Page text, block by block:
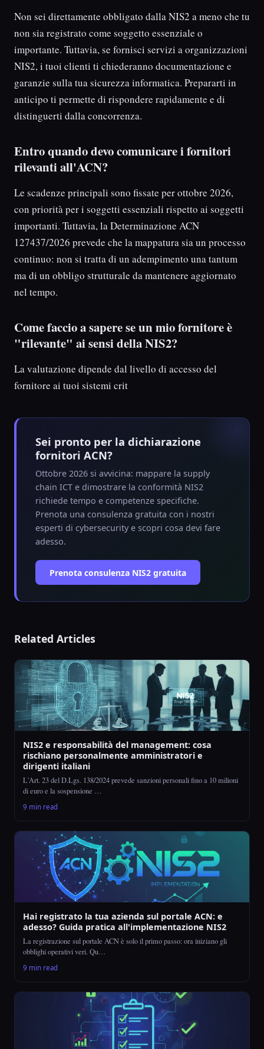
Non sei direttamente obbligato dalla NIS2 a meno che tu
non sia registrato come soggetto essenziale o
importante. Tuttavia, se fornisci servizi a organizzazioni
NIS2, i tuoi clienti ti chiederanno documentazione e
garanzie sulla tua sicurezza informatica. Prepararti in
anticipo ti permette di rispondere rapidamente e di
distinguerti dalla concorrenza.
Entro quando devo comunicare i fornitori
rilevanti all'ACN?
Le scadenze principali sono fissate per ottobre 2026,
con priorità per i soggetti essenziali rispetto ai soggetti
importanti. Tuttavia, la Determinazione ACN
127437/2026 prevede che la mappatura sia un processo
continuo: non si tratta di un adempimento una tantum
ma di un obbligo strutturale da mantenere aggiornato
nel tempo.
Come faccio a sapere se un mio fornitore è
"rilevante" ai sensi della NIS2?
La valutazione dipende dal livello di accesso del
fornitore ai tuoi sistemi crit
Sei pronto per la dichiarazione
fornitori ACN?
Ottobre 2026 si avvicina: mappare la supply
chain ICT e dimostrare la conformità NIS2
richiede tempo e competenze specifiche.
Prenota una consulenza gratuita con i nostri
esperti di cybersecurity e scopri cosa devi fare
adesso.
Prenota consulenza NIS2 gratuita
Related Articles
NIS2 e responsabilità del management: cosa
rischiano personalmente amministratori e
dirigenti italiani
L'Art. 23 del D.Lgs. 138/2024 prevede sanzioni personali fino a 10 milioni
di euro e la sospensione …
9 min read
Hai registrato la tua azienda sul portale ACN: e
adesso? Guida pratica all'implementazione NIS2
La registrazione sul portale ACN è solo il primo passo: ora iniziano gli
obblighi operativi veri. Qu…
9 min read